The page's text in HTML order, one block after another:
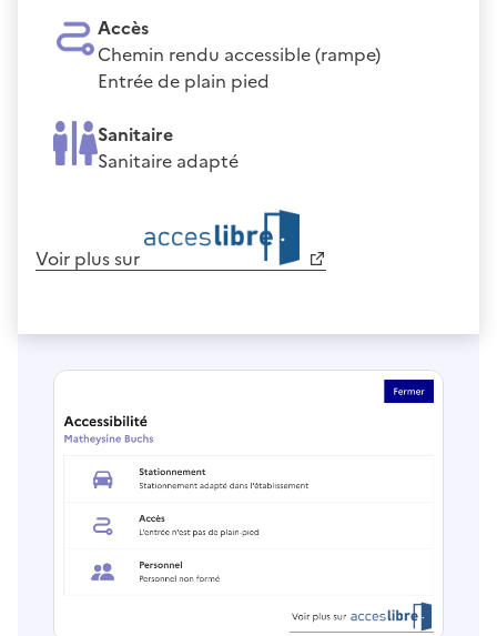
Accès
Chemin rendu accessible (rampe)
Entrée de plain pied
Sanitaire
Sanitaire adapté
Voir plus sur